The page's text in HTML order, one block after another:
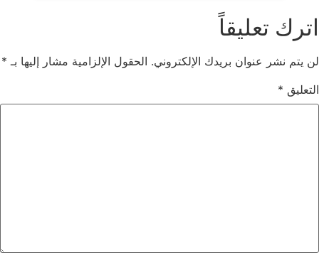
اترك تعليقاً
لن يتم نشر عنوان بريدك الإلكتروني. الحقول الإلزامية مشار إليها بـ *
التعليق *